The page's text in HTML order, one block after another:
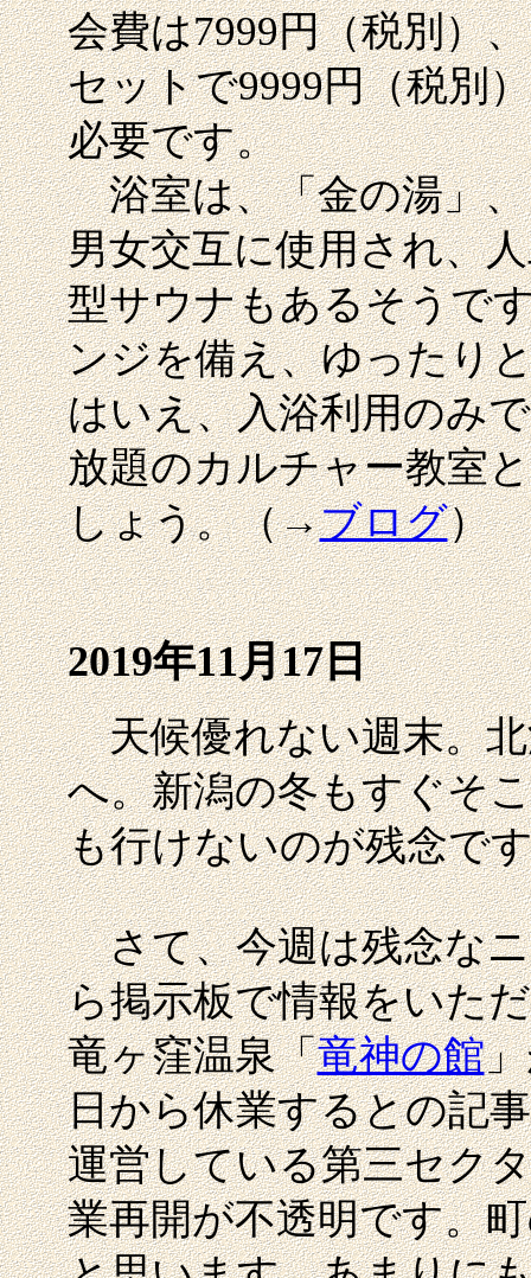
会費は7999円（税別）
セットで9999円（税別
必要です。
浴室は、「金の湯」、
男女交互に使用され、
型サウナもあるそうで
ンジを備え、ゆったり
はいえ、入浴利用のみ
放題のカルチャー教室
しょう。（→ブログ）
2019年11月17日
天候優れない週末。北
へ。新潟の冬もすぐそ
も行けないのが残念で
さて、今週は残念なニ
ら掲示板で情報をいた
竜ヶ窪温泉「竜神の館
日から休業するとの記
運営している第三セク
業再開が不透明です。